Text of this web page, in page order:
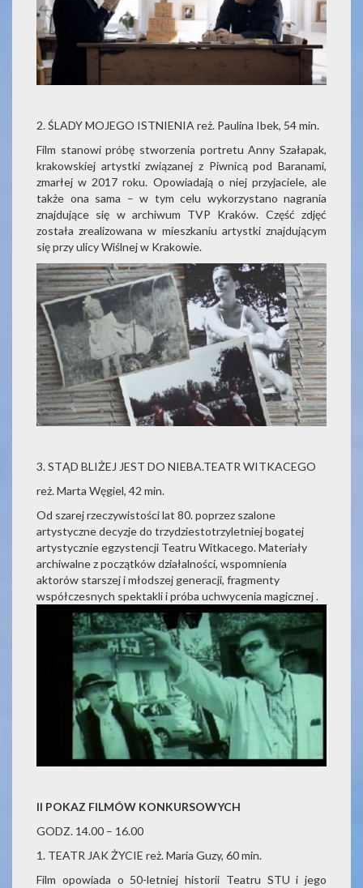
2. ŚLADY MOJEGO ISTNIENIA reż. Paulina Ibek, 54 min.
Film stanowi próbę stworzenia portretu Anny Szałapak,
krakowskiej artystki związanej z Piwnicą pod Baranami,
zmarłej w 2017 roku. Opowiadają o niej przyjaciele, ale
także ona sama – w tym celu wykorzystano nagrania
znajdujące się w archiwum TVP Kraków. Część zdjęć
została zrealizowana w mieszkaniu artystki znajdującym
się przy ulicy Wiślnej w Krakowie.
3. STĄD BLIŻEJ JEST DO NIEBA.TEATR WITKACEGO
reż. Marta Węgiel, 42 min.
Od szarej rzeczywistości lat 80. poprzez szalone
artystyczne decyzje do trzydziestotrzyletniej bogatej
artystycznie egzystencji Teatru Witkacego. Materiały
archiwalne z początków działalności, wspomnienia
aktorów starszej i młodszej generacji, fragmenty
współczesnych spektakli i próba uchwycenia magicznej .
II POKAZ FILMÓW KONKURSOWYCH
GODZ. 14.00 – 16.00
1. TEATR JAK ŻYCIE reż. Maria Guzy, 60 min.
Film opowiada o 50-letniej historii Teatru STU i jego